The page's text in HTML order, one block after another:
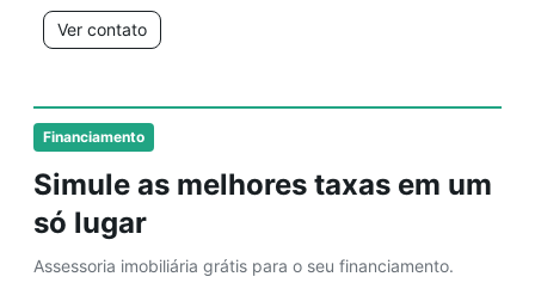
Financiamento
Simule as melhores taxas em um
só lugar
Assessoria imobiliária grátis para o seu financiamento.
Ver contato